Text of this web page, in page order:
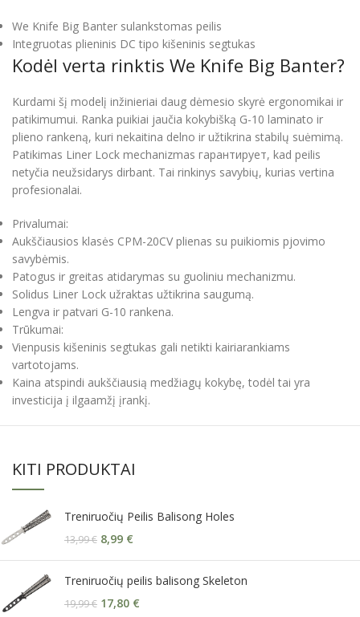
We Knife Big Banter sulankstomas peilis
Integruotas plieninis DC tipo kišeninis segtukas
Kodėl verta rinktis We Knife Big Banter?
Kurdami šį modelį inžinieriai daug dėmesio skyrė ergonomikai ir
patikimumui. Ranka puikiai jaučia kokybišką G-10 laminato ir
plieno rankeną, kuri nekaitina delno ir užtikrina stabilų suėmimą.
Patikimas Liner Lock mechanizmas гарантирует, kad peilis
netyčia neužsidarys dirbant. Tai rinkinys savybių, kurias vertina
profesionalai.
Privalumai:
Aukščiausios klasės CPM-20CV plienas su puikiomis pjovimo
savybėmis.
Patogus ir greitas atidarymas su guoliniu mechanizmu.
Solidus Liner Lock užraktas užtikrina saugumą.
Lengva ir patvari G-10 rankena.
Trūkumai:
Vienpusis kišeninis segtukas gali netikti kairiarankiams
vartotojams.
Kaina atspindi aukščiausią medžiagų kokybę, todėl tai yra
investicija į ilgaamžį įrankį.
KITI PRODUKTAI
Treniruočių Peilis Balisong Holes
13,99€ 8,99 €
Treniruočių peilis balisong Skeleton
19,99€ 17,80 €